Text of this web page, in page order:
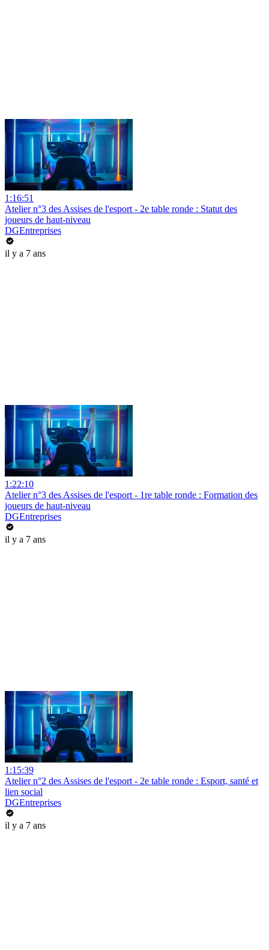
1:16:51
Atelier n°3 des Assises de l'esport - 2e table ronde : Statut des
joueurs de haut-niveau
DGEntreprises
il y a 7 ans
1:22:10
Atelier n°3 des Assises de l'esport - 1re table ronde : Formation des
joueurs de haut-niveau
DGEntreprises
il y a 7 ans
1:15:39
Atelier n°2 des Assises de l'esport - 2e table ronde : Esport, santé et
lien social
DGEntreprises
il y a 7 ans